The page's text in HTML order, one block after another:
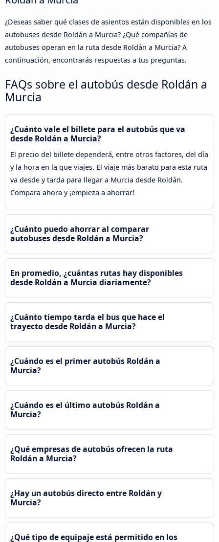
¿Deseas saber qué clases de asientos están disponibles en los
autobuses desde Roldán a Murcia? ¿Qué compañías de
autobuses operan en la ruta desde Roldán a Murcia? A
continuación, encontrarás respuestas a tus preguntas.
FAQs sobre el autobús desde Roldán a
Murcia
¿Cuánto vale el billete para el autobús que va
desde Roldán a Murcia?
El precio del billete dependerá, entre otros factores, del día
y la hora en la que viajes. El viaje más barato para esta ruta
va desde y tarda para llegar a Murcia desde Roldán.
Compara ahora y ¡empieza a ahorrar!
¿Cuánto puedo ahorrar al comparar
autobuses desde Roldán a Murcia?
En promedio, ¿cuántas rutas hay disponibles
desde Roldán a Murcia diariamente?
¿Cuánto tiempo tarda el bus que hace el
trayecto desde Roldán a Murcia?
¿Cuándo es el primer autobús Roldán a
Murcia?
¿Cuándo es el último autobús Roldán a
Murcia?
¿Qué empresas de autobús ofrecen la ruta
Roldán a Murcia?
¿Hay un autobús directo entre Roldán y
Murcia?
¿Qué tipo de equipaje está permitido en los